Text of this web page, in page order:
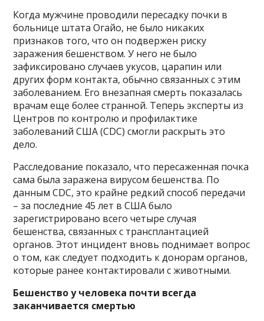
Когда мужчине проводили пересадку почки в
больнице штата Огайо, не было никаких
признаков того, что он подвержен риску
заражения бешенством. У него не было
зафиксировано случаев укусов, царапин или
других форм контакта, обычно связанных с этим
заболеванием. Его внезапная смерть показалась
врачам еще более странной. Теперь эксперты из
Центров по контролю и профилактике
заболеваний США (CDC) смогли раскрыть это
дело.
Расследование показало, что пересаженная почка
сама была заражена вирусом бешенства. По
данным CDC, это крайне редкий способ передачи
– за последние 45 лет в США было
зарегистрировано всего четыре случая
бешенства, связанных с трансплантацией
органов. Этот инцидент вновь поднимает вопрос
о том, как следует подходить к донорам органов,
которые ранее контактировали с животными.
Бешенство у человека почти всегда
заканчивается смертью